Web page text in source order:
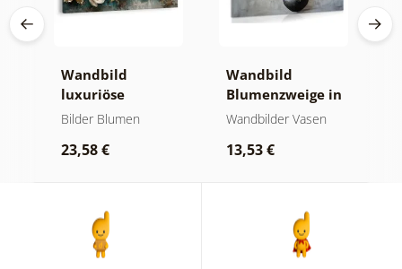
Wandbild
luxuriöse
blumenharmonie
Bilder Blumen
23,58 €
Wandbild
Blumenzweige in
einer schwarzen
Wandbilder Vasen
13,53 €